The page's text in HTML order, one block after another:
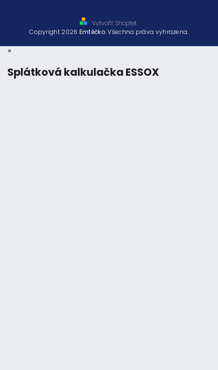
Vytvořil Shoptet
Copyright 2026 Emtéčko. Všechna práva vyhrazena.
×
Splátková kalkulačka ESSOX